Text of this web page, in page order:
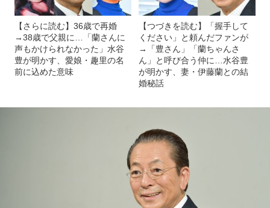
【さらに読む】36歳で再婚
→38歳で父親に…「蘭さんに
声もかけられなかった」水谷
豊が明かす、愛娘・趣里の名
前に込めた意味
【つづきを読む】「握手して
ください」と頼んだファンが
→「豊さん」「蘭ちゃんさ
ん」と呼び合う仲に…水谷豊
が明かす、妻・伊藤蘭との結
婚秘話